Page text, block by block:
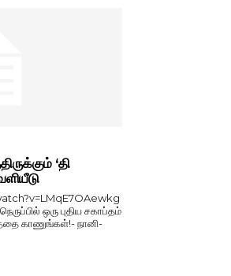
‘தி
ஒரு புதிய சகாப்தம்
காணுங்கள்!- நானி-